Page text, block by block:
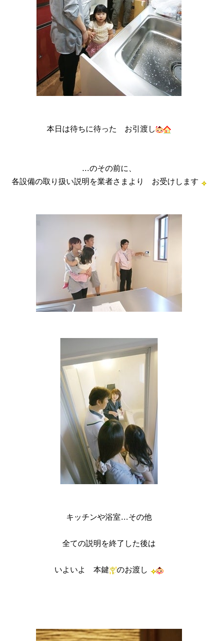
本日は待ちに待った お引渡し
…のその前に、
各設備の取り扱い説明を業者さまより お受けします
キッチンや浴室…その他
全ての説明を終了した後は
いよいよ 本鍵 のお渡し